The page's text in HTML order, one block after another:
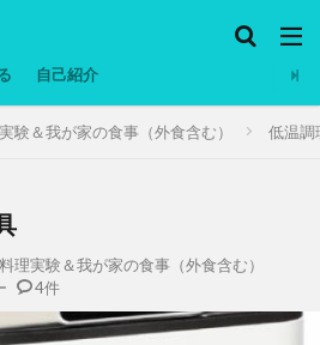
自己紹介
験＆我が家の食事（外食含む） 低温調
理実験＆我が家の食事（外食含む）
4件
日本人村社会